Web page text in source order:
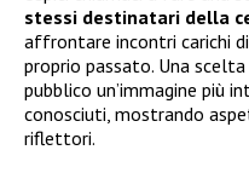
stessi destinatari della
affrontare incontri carichi
proprio passato. Una
pubblico un’immagine più
conosciuti, mostrando
riflettori.